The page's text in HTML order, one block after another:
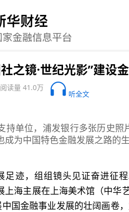
之镜·世纪光影”建设
阅读量 41.0万
听全文
持单位，浦发银行多张历史照
为中国特色金融发展之路的生
足迹，组组镜头见证奋进征
上海主展在上海美术馆（中华
国金融事业发展的壮阔画卷